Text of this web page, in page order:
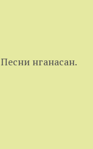
Песни нганасан.